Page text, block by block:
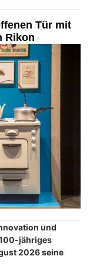
Tür mit
Rikon
und
jähriges
2026 seine